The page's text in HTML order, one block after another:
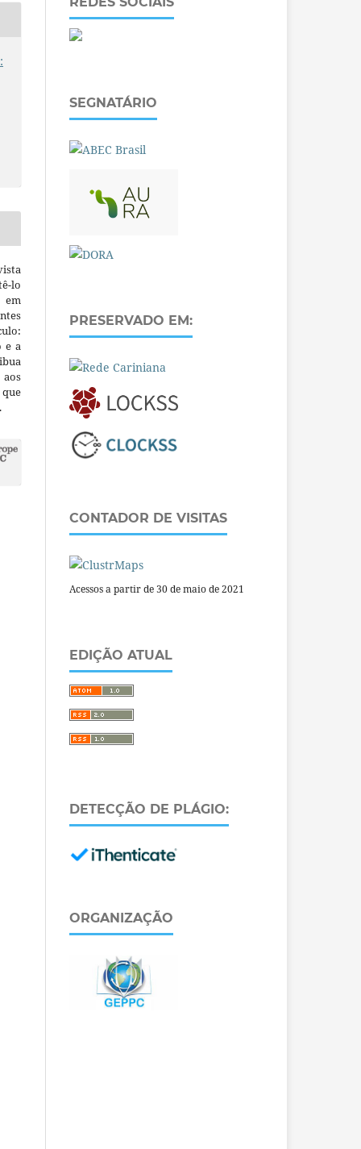
lo
em
e a
SEGNATÁRIO
PRESERVADO EM:
CONTADOR DE VISITAS
Acessos a partir de 30 de maio de 2021
EDIÇÃO ATUAL
DETECÇÃO DE PLÁGIO:
ORGANIZAÇÃO